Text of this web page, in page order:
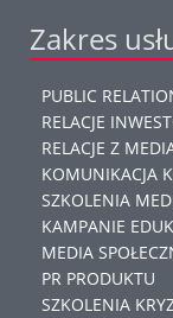
Zakres
PUBLIC
RELACJE
RELACJE Z
KOMUNIKACJA
SZKOLENIA
KAMPANIE
MEDIA
PR PRODUKTU
SZKOLENIA